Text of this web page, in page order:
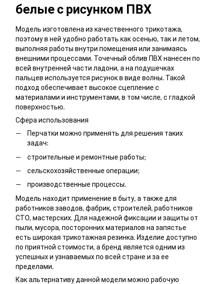
белые с рисунком ПВХ
Модель изготовлена из качественного трикотажа,
поэтому в ней удобно работать как осенью, так и летом,
выполняя работы внутри помещения или занимаясь
внешними процессами. Точечный облив ПВХ нанесен по
всей внутренней части ладони, а на подушечках
пальцев используется рисунок в виде волны. Такой
подход обеспечивает высокое сцепление с
материалами и инструментами, в том числе, с гладкой
поверхностью.
Сфера использования
Перчатки можно применять для решения таких
задач:
строительные и ремонтные работы;
сельскохозяйственные операции;
производственные процессы.
Модель находит применение в быту, а также для
работников заводов, фабрик, строителей, работников
СТО, мастерских. Для надежной фиксации и защиты от
пыли, мусора, посторонних материалов на запястье
есть широкая трикотажная резинка. Изделие доступно
по приятной стоимости, а бренд является одним из
успешных и узнаваемых по всей стране и за ее
пределами.
Как альтернативу данной модели можно рабочую